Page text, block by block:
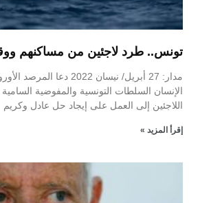
تونس.. طرد لاجئين من مساكنهم
مدار: 27 أبريل/ نيسان 2022
الإنسان السلطات التونسية والمفوضية
اللاجئين إلى العمل على إيجاد حل عادل وكريم
إقرأ المزيد »